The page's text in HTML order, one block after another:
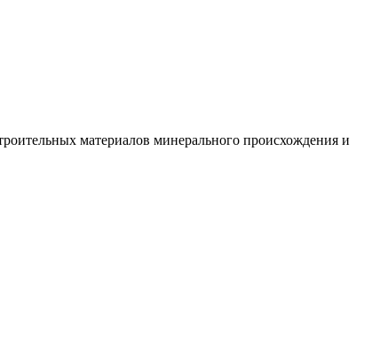
материалов минерального происхождения и